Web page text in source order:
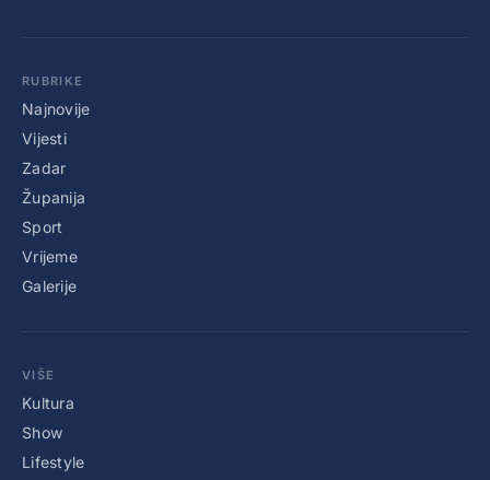
RUBRIKE
Najnovije
Vijesti
Zadar
Županija
Sport
Vrijeme
Galerije
VIŠE
Kultura
Show
Lifestyle